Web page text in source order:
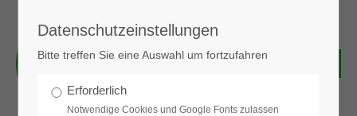
Datenschutzeinstellungen
Bitte treffen Sie eine Auswahl um fortzufahren
Erforderlich
Notwendige Cookies und Google Fonts zulassen